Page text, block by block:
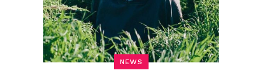
NEWS